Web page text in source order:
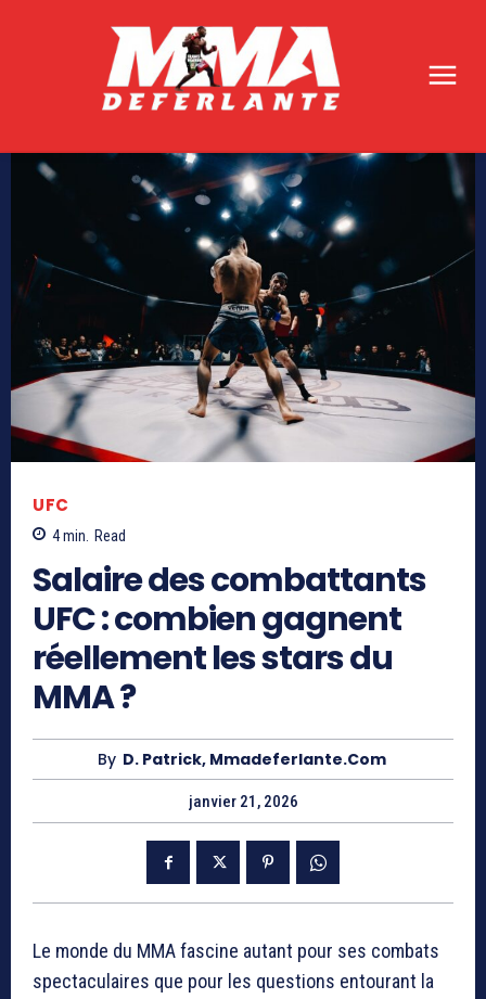
UFC
4min. Read
Salaire des combattants
UFC : combien gagnent
réellement les stars du
MMA ?
By D. Patrick, Mmadeferlante.com
janvier 21, 2026
Le monde du MMA fascine autant pour ses combats
spectaculaires que pour les questions entourant la